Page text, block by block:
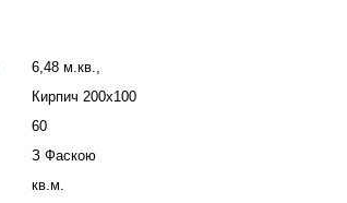
6,48 м.кв.,
Кирпич 200х100
60
З Фаскою
кв.м.